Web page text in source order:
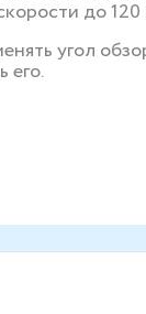
до
угол
его.